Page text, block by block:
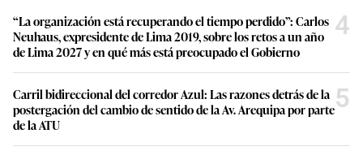
“La organización está recuperando el tiempo perdido”: Carlos
Neuhaus, expresidente de Lima 2019, sobre los retos a un año
de Lima 2027 y en qué más está preocupado el Gobierno
4
Carril bidireccional del corredor Azul: Las razones detrás de la
postergación del cambio de sentido de la Av. Arequipa por parte
de la ATU
5